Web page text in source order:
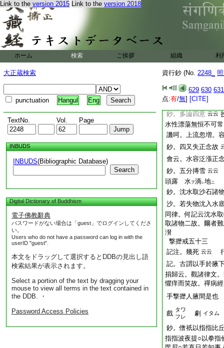
Link to the version 2015 Link to the version 2018
ホーム 検索 ご挨拶 組織 利
大正蔵検索
punctuation Hangul Eng
TextNo. Vol. Page
INBUDS
INBUDS(Bibliographic Database)
Search
Digital Dictionary of Buddhism
電子佛教辭典
パスワードがない場合は「guest」でログインしてくださ
い。
Users who do not have a password can log in with the
userID "guest".
本文をドラッグして選択するとDDBの見出し語
検索結果が表示されます。
Select a portion of the text by dragging your
mouse to view all terms in the text contained in
the DDB. ・
Password Access Policies
資行鈔 (No. 2248_
629 630 631
点:有/無] [CITE]
中過。夫人見已心
福田神徳如是。王
上過如雁王。夫人
記注。夫人令以石
十七群奉佛。佛定テ
答申河邊水浴來。
令奉蜜。請佛立制
云。十七群並得無
鈔。多論四意 云云
水性漂蕩無恒不可
譏呵。上流忽増。
鈔。四又失正念故
會云。水容泛漲正
鈔。五分摶雪 云云
頭露 水ヲ滴レ地ニ
鈔。沈水取沙石諸
沙。若失物沈入水
同律。何記云沈水
取諸物二故。爾者
濽
撃攊戒五十三
記注。幾死 云云
記。古謂以手於腋
捐歸云。觀諸律文
懼痒而笑故。禪病
手撃攊人腋間是
戲 タワ
フレ
劇 イタム
鈔。僧祇以指指比
指指波夜提○以拳指